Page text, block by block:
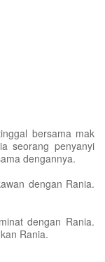
bersama mak
seorang penyanyi
dengannya.
dengan Rania.
dengan Rania.
Rania.